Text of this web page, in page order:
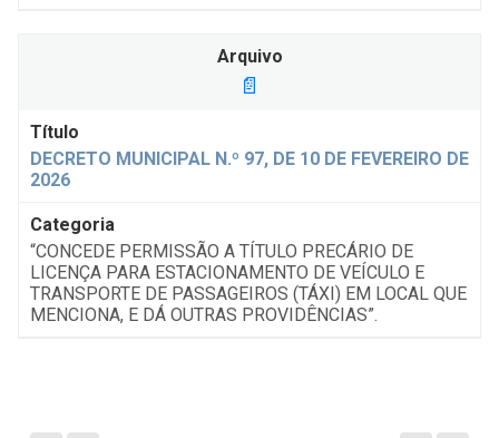
DECRETO MUNICIPAL N.º 97, DE 10 DE FEVEREIRO DE
2026
“CONCEDE PERMISSÃO A TÍTULO PRECÁRIO DE
LICENÇA PARA ESTACIONAMENTO DE VEÍCULO E
TRANSPORTE DE PASSAGEIROS (TÁXI) EM LOCAL QUE
MENCIONA, E DÁ OUTRAS PROVIDÊNCIAS”.
📄